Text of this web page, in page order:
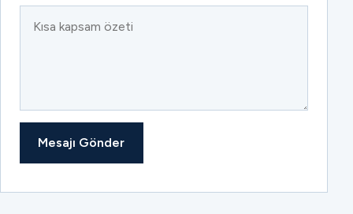
Mesajı Gönder